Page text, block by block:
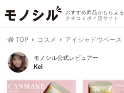
おすすめ商品がもらえる
クチコミポイ活サイト
TOP コスメ アイシャドウベース
モノシル公式レビュアー
Kei